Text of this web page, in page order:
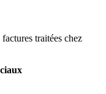
traitées chez